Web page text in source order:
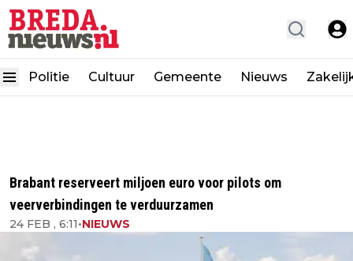
Politie Cultuur Gemeente Nieuws
Brabant reserveert miljoen euro voor pilots om
veerverbindingen te verduurzamen
24 FEB , 6:11•NIEUWS